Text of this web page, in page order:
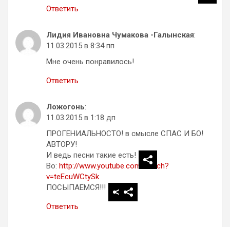
Ответить
Лидия Ивановна Чумакова -Галынская:
11.03.2015 в 8:34 пп
Мне очень понравилось!
Ответить
Ложогонь:
11.03.2015 в 1:18 дп
ПРОГЕНИАЛЬНОСТО! в смысле СПАС И БО!
АВТОРУ!
И ведь песни такие есть!
Во: http://www.youtube.com/watch?
v=teEcuWCtySk
ПОСЫПАЕМСЯ!!!
Ответить